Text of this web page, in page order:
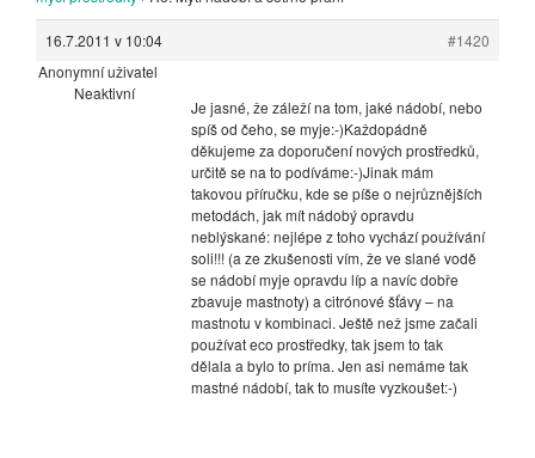
16.7.2011 v 10:04
#1420
Anonymní uživatel
Neaktivní
Je jasné, že záleží na tom, jaké nádobí, nebo
spíš od čeho, se myje:-)Každopádně
děkujeme za doporučení nových prostředků,
určitě se na to podíváme:-)Jinak mám
takovou příručku, kde se píše o nejrůznějších
metodách, jak mít nádobý opravdu
neblýskané: nejlépe z toho vychází používání
soli!!! (a ze zkušenosti vím, že ve slané vodě
se nádobí myje opravdu líp a navíc dobře
zbavuje mastnoty) a citrónové šťávy – na
mastnotu v kombinaci. Ještě než jsme začali
používat eco prostředky, tak jsem to tak
dělala a bylo to príma. Jen asi nemáme tak
mastné nádobí, tak to musíte vyzkoušet:-)